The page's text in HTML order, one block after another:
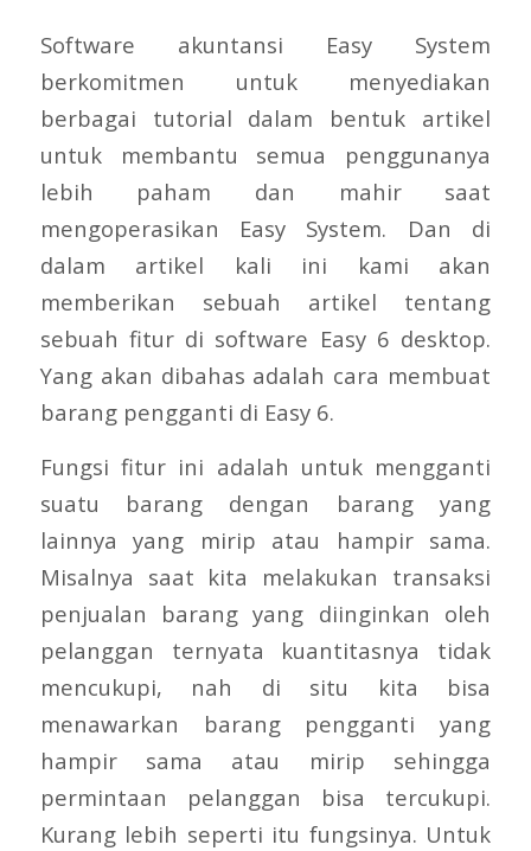
Software akuntansi Easy System
berkomitmen untuk menyediakan
berbagai tutorial dalam bentuk artikel
untuk membantu semua penggunanya
lebih paham dan mahir saat
mengoperasikan Easy System. Dan di
dalam artikel kali ini kami akan
memberikan sebuah artikel tentang
sebuah fitur di software Easy 6 desktop.
Yang akan dibahas adalah cara membuat
barang pengganti di Easy 6.
Fungsi fitur ini adalah untuk mengganti
suatu barang dengan barang yang
lainnya yang mirip atau hampir sama.
Misalnya saat kita melakukan transaksi
penjualan barang yang diinginkan oleh
pelanggan ternyata kuantitasnya tidak
mencukupi, nah di situ kita bisa
menawarkan barang pengganti yang
hampir sama atau mirip sehingga
permintaan pelanggan bisa tercukupi.
Kurang lebih seperti itu fungsinya. Untuk